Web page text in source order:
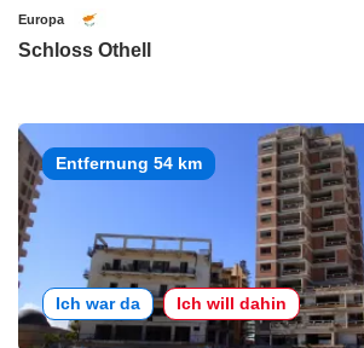
Europa
Schloss Othell
Entfernung 54 km
Ich war da Ich will dahin